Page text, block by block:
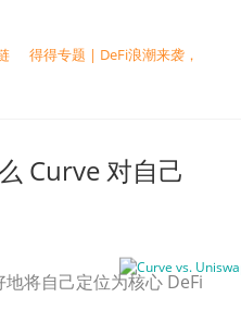
得得专题 | DeFi浪潮来袭，
Curve 对自己
将自己定位为核心 DeFi